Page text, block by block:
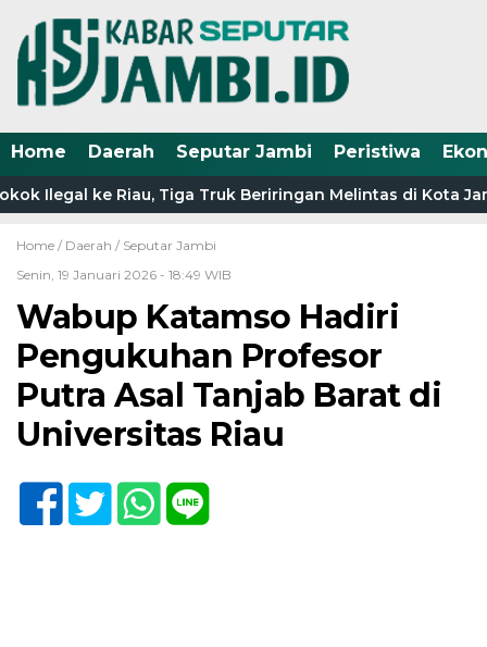
Home Daerah Seputar Jambi Peristiwa
Ilegal ke Riau, Tiga Truk Beriringan Melintas di Kota
Home / Daerah / Seputar Jambi
Senin, 19 Januari 2026 - 18:49 WIB
Wabup Katamso Hadiri
Pengukuhan Profesor
Putra Asal Tanjab Barat di
Universitas Riau